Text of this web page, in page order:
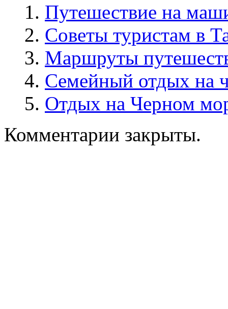
Путешествие на
Советы туристам в
Маршруты
Семейный отдых на
Отдых на Черном
Комментарии закрыты.